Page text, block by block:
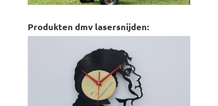
Produkten dmv lasersnijden: